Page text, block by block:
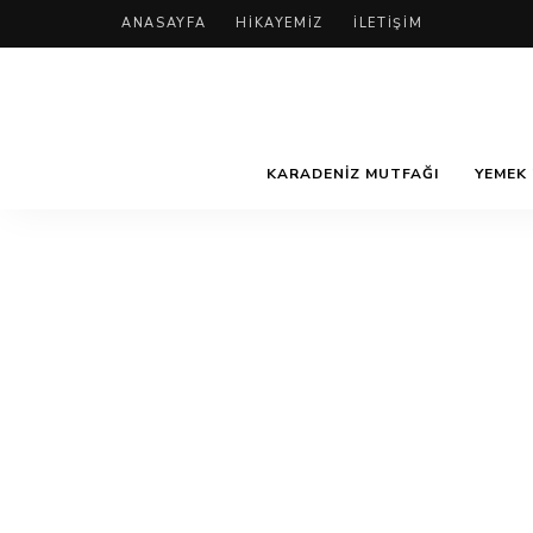
ANASAYFA HIKAYEMIZ İLETIŞIM
KARADENIZ MUTFAĞI